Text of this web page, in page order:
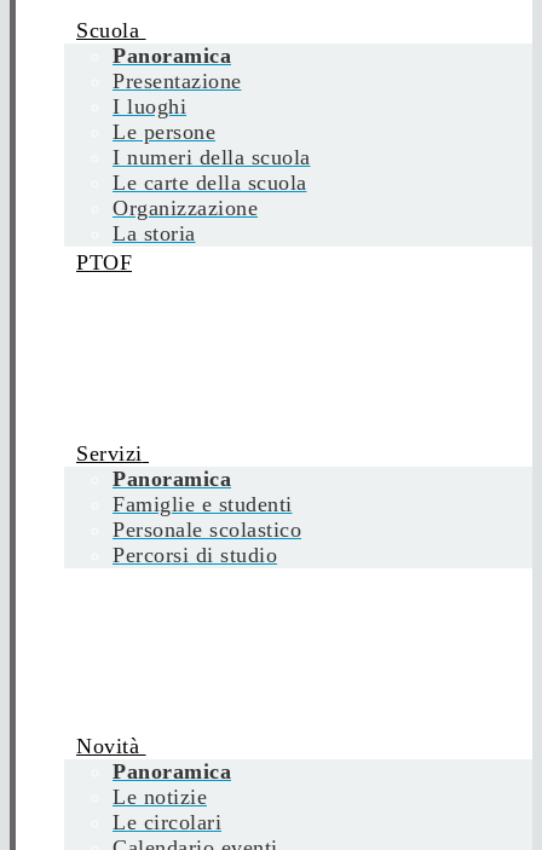
Scuola
Panoramica
Presentazione
I luoghi
Le persone
I numeri della scuola
Le carte della scuola
Organizzazione
La storia
PTOF
Servizi
Panoramica
Famiglie e studenti
Personale scolastico
Percorsi di studio
Novità
Panoramica
Le notizie
Le circolari